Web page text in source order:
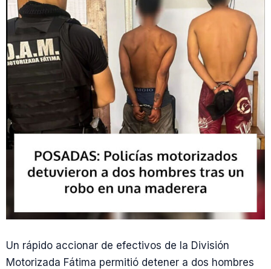
Un rápido accionar de efectivos de la División
Motorizada Fátima permitió detener a dos hombres